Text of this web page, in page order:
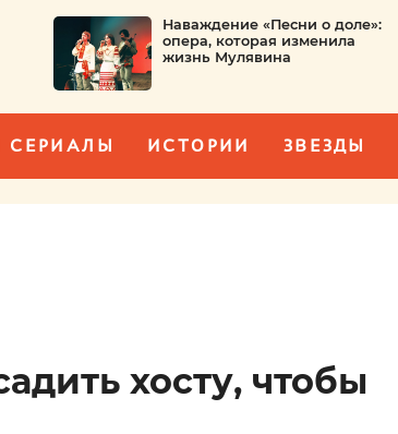
Наваждение «Песни о доле»:
опера, которая изменила
жизнь Мулявина
СЕРИАЛЫ ИСТОРИИ ЗВЕЗДЫ
хосту, чтобы